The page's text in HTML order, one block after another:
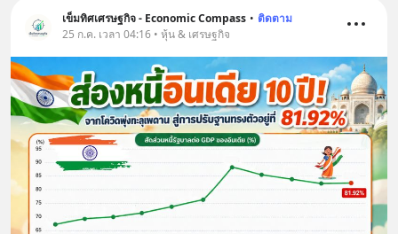
เข็มทิศเศรษฐกิจ - Economic Compass • ติดตาม
25 ก.ค. เวลา 04:16 • หุ้น & เศรษฐกิจ